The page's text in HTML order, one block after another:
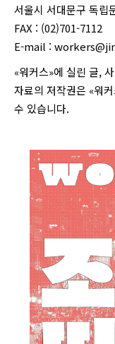
서울시 서대문구 독립
FAX : (02)701-7112
E-mail :
«워커스»에 실린 글,
자료의 저작권은 «워
수 있습니다.